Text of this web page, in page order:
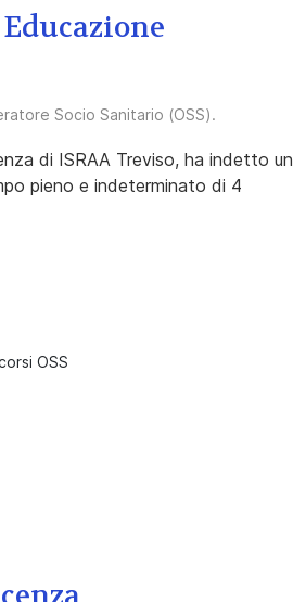
Educazione
Socio Sanitario (OSS).
di ISRAA Treviso, ha indetto un
pieno e indeterminato di 4
OSS